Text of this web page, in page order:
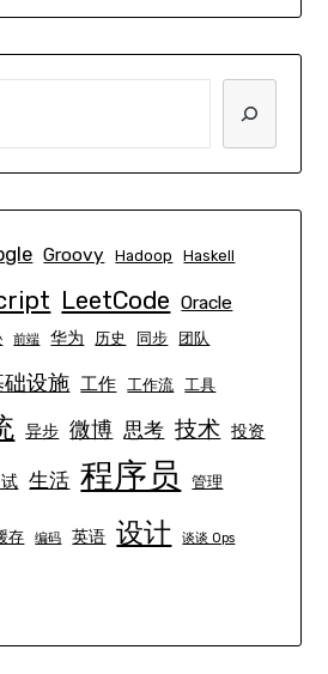
Groovy Hadoop Haskell
LeetCode Oracle
前端 华为 历史 同步 团队
础设施 工作 工作流 工具
异步 微博 思考 技术 投资
生活 程序员 管理
存 编码 英语 设计 谈谈 Ops